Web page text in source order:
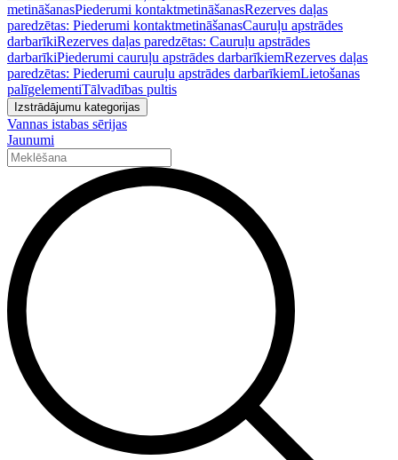
metināšanasPiederumi kontaktmetināšanasRezerves daļas
paredzētas: Piederumi kontaktmetināšanasCauruļu apstrādes
darbarīkiRezerves daļas paredzētas: Cauruļu apstrādes
darbarīkiPiederumi cauruļu apstrādes darbarīkiemRezerves daļas
paredzētas: Piederumi cauruļu apstrādes darbarīkiemLietošanas
palīgelementiTālvadības pultis
Izstrādājumu kategorijas
Vannas istabas sērijas
Jaunumi